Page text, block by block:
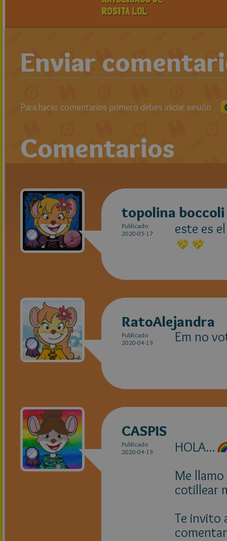
ROSITA LOL
Enviar
Para hacer comentarios primero debes iniciar sesión
Comentarios
topolina
Publicado
2020-05-17
este es
RatoAlejandra
Publicado
2020-04-19
Em no
CASPIS
Publicado
2020-04-19
HOLA...
Me
cotillear
Te invito